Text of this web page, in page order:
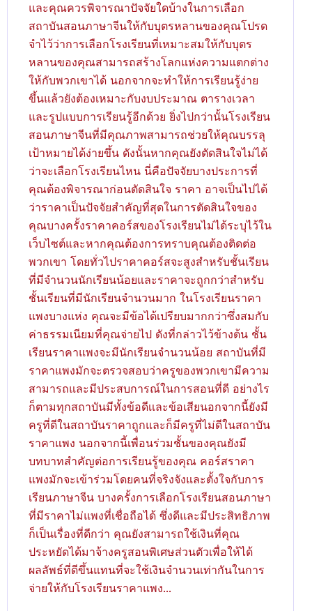
และคุณควรพิจารณาปัจจัยใดบ้างในการเลือก
สถาบันสอนภาษาจีนให้กับบุตรหลานของคุณโปรด
จำไว้ว่าการเลือกโรงเรียนที่เหมาะสมให้กับบุตร
หลานของคุณสามารถสร้างโลกแห่งความแตกต่าง
ให้กับพวกเขาได้ นอกจากจะทำให้การเรียนรู้ง่าย
ขึ้นแล้วยังต้องเหมาะกับงบประมาณ ตารางเวลา
และรูปแบบการเรียนรู้อีกด้วย ยิ่งไปกว่านั้นโรงเรียน
สอนภาษาจีนที่มีคุณภาพสามารถช่วยให้คุณบรรลุ
เป้าหมายได้ง่ายขึ้น ดังนั้นหากคุณยังตัดสินใจไม่ได้
ว่าจะเลือกโรงเรียนไหน นี่คือปัจจัยบางประการที่
คุณต้องพิจารณาก่อนตัดสินใจ ราคา อาจเป็นไปได้
ว่าราคาเป็นปัจจัยสำคัญที่สุดในการตัดสินใจของ
คุณบางครั้งราคาคอร์สของโรงเรียนไม่ได้ระบุไว้ใน
เว็บไซต์และหากคุณต้องการทราบคุณต้องติดต่อ
พวกเขา โดยทั่วไปราคาคอร์สจะสูงสำหรับชั้นเรียน
ที่มีจำนวนนักเรียนน้อยและราคาจะถูกกว่าสำหรับ
ชั้นเรียนที่มีนักเรียนจำนวนมาก ในโรงเรียนราคา
แพงบางแห่ง คุณจะมีข้อได้เปรียบมากกว่าซึ่งสมกับ
ค่าธรรมเนียมที่คุณจ่ายไป ดังที่กล่าวไว้ข้างต้น ชั้น
เรียนราคาแพงจะมีนักเรียนจำนวนน้อย สถาบันที่มี
ราคาแพงมักจะตรวจสอบว่าครูของพวกเขามีความ
สามารถและมีประสบการณ์ในการสอนที่ดี อย่างไร
ก็ตามทุกสถาบันมีทั้งข้อดีเเละข้อเสียนอกจากนี้ยังมี
ครูที่ดีในสถาบันราคาถูกและก็มีครูที่ไม่ดีในสถาบัน
ราคาแพง นอกจากนี้เพื่อนร่วมชั้นของคุณยังมี
บทบาทสำคัญต่อการเรียนรู้ของคุณ คอร์สราคา
แพงมักจะเข้าร่วมโดยคนที่จริงจังและตั้งใจกับการ
เรียนภาษาจีน บางครั้งการเลือกโรงเรียนสอนภาษา
ที่มีราคาไม่แพงที่เชื่อถือได้ ซึ่งดีและมีประสิทธิภาพ
ก็เป็นเรื่องที่ดีกว่า คุณยังสามารถใช้เงินที่คุณ
ประหยัดได้มาจ้างครูสอนพิเศษส่วนตัวเพื่อให้ได้
ผลลัพธ์ที่ดีขึ้นแทนที่จะใช้เงินจำนวนเท่ากันในการ
จ่ายให้กับโรงเรียนราคาแพง...